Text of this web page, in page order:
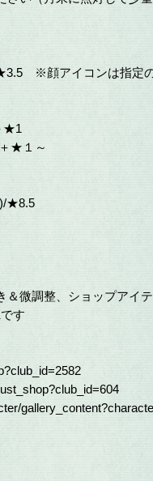
※顔アイコンは指定
★1
★１～
)/★8.5
微調整、ショップアイ
す